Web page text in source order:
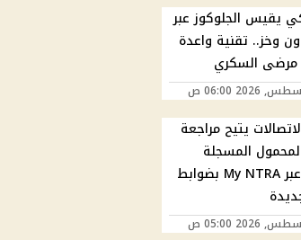
يقيس الجلوكوز عبر
وخز.. تقنية واعدة
مرضى السكري
يتيح مراجعة
المسجلة
باسمك عبر My NTRA بضوابط